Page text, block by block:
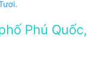
.
Phú